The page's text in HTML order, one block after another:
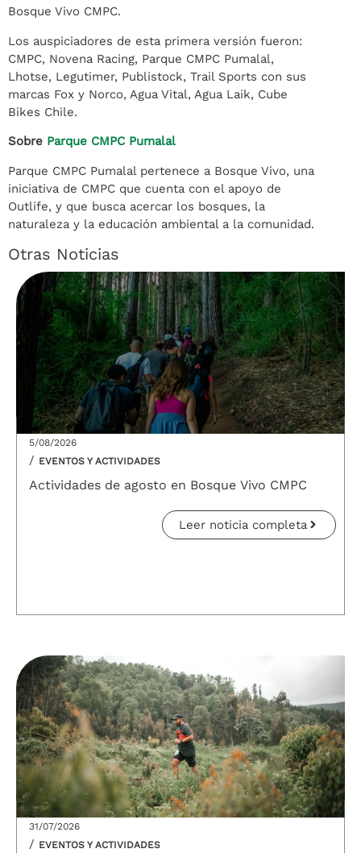
Bosque Vivo CMPC.
Los auspiciadores de esta primera versión fueron:
CMPC, Novena Racing, Parque CMPC Pumalal,
Lhotse, Legutimer, Publistock, Trail Sports con sus
marcas Fox y Norco, Agua Vital, Agua Laik, Cube
Bikes Chile.
Sobre Parque CMPC Pumalal
Parque CMPC Pumalal pertenece a Bosque Vivo, una
iniciativa de CMPC que cuenta con el apoyo de
Outlife, y que busca acercar los bosques, la
naturaleza y la educación ambiental a la comunidad.
Otras Noticias
5/08/2026
/ EVENTOS Y ACTIVIDADES
Actividades de agosto en Bosque Vivo CMPC
Leer noticia completa
31/07/2026
/ EVENTOS Y ACTIVIDADES